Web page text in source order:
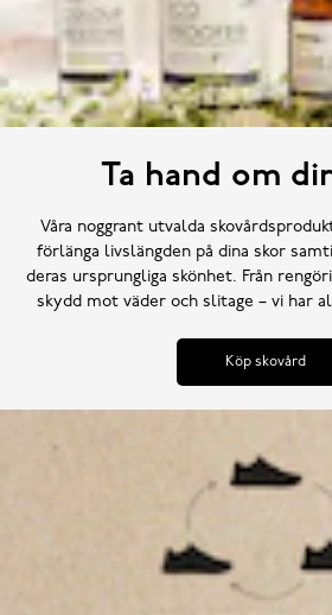
Ta hand om
Våra noggrant utvalda
förlänga livslängden på dina skor
deras ursprungliga skönhet. Från
skydd mot väder och slitage – vi har
Köp skovård